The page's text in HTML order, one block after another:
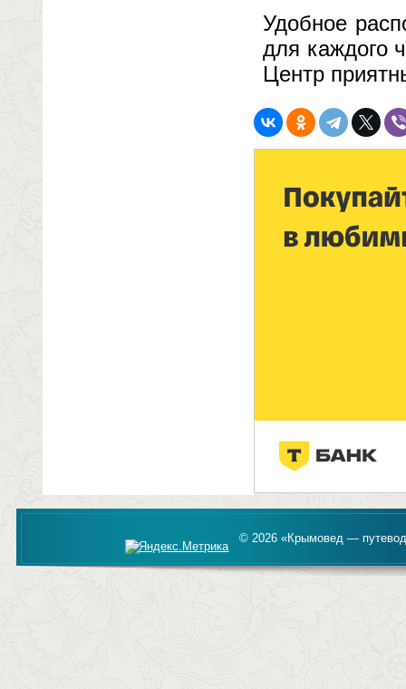
Удобное
для каждого
Центр
© 2026 «Крымовед —